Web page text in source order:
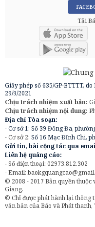
Tải
Giấy phép số 635/GP-BTTTT,
29/9/2021
Chịu trách nhiệm xuất bản:
Chịu trách nhiệm nội dung:
Địa chỉ Tòa soạn:
- Cơ sở 1: Số 39 Đống Đa,
- Cơ sở 2: Số 16 Mạc Đĩnh Chi,
Gửi tin, bài cộng tác qua
Liên hệ quảng cáo:
- Số điện thoại: 02973.812.302
- Email:
© 2008 - 2017 Bản quyền
Giang.
© Chỉ được phát hành lại thông
văn bản của Báo và Phát